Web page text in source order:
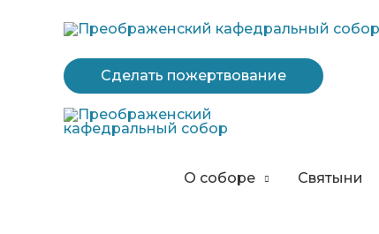
Сделать пожертвование
О соборе Святыни